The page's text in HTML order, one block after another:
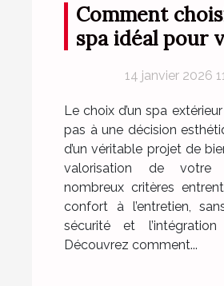
Comment
spa idéal pour
14 janvier 2026
Le choix d’un spa
pas à une décision
d’un véritable projet de
valorisation de votre
nombreux critères
confort à l’entretien,
sécurité et l’intégration
Découvrez comment...